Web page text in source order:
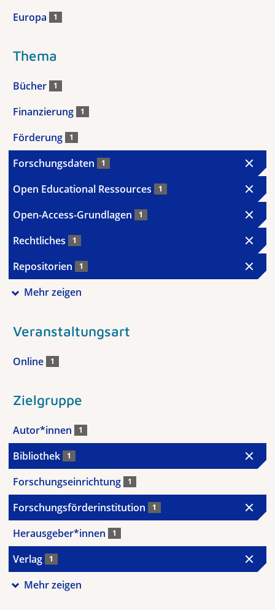
Europa 1
Thema
Bücher 1
Finanzierung 1
Förderung 1
Forschungsdaten 1
Open Educational Ressources 1
Open-Access-Grundlagen 1
Rechtliches 1
Repositorien 1
Mehr zeigen
Veranstaltungsart
Online 1
Zielgruppe
Autor*innen 1
Bibliothek 1
Forschungseinrichtung 1
Forschungsförderinstitution 1
Herausgeber*innen 1
Verlag 1
Mehr zeigen